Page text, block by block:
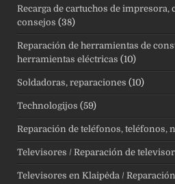
Recarga de cartuchos de impresora,
consejos (38)
Reparación de herramientas de
herramientas eléctricas (10)
Soldadoras, reparaciones (10)
Technologijos (59)
Reparación de teléfonos, teléfonos,
Televisores / Reparación de
Televisores en Klaipėda /